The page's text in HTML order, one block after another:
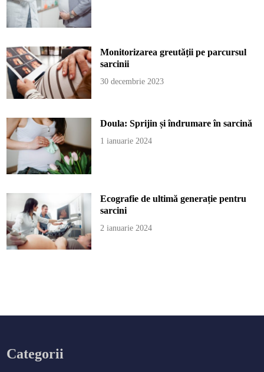
Monitorizarea greutății pe parcursul
sarcinii
30 decembrie 2023
Doula: Sprijin și îndrumare în sarcină
1 ianuarie 2024
Ecografie de ultimă generație pentru
sarcini
2 ianuarie 2024
Categorii